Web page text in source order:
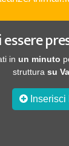
in un minuto
struttura su
Inserisci